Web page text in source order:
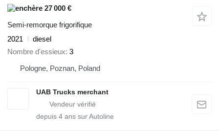
27 000 €
Semi-remorque frigorifique
2021
diesel
Nombre d'essieux 3
Pologne, Poznan, Poland
UAB Trucks merchant
depuis 4 ans sur Autoline